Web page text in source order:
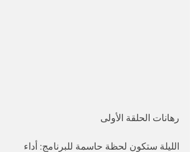
رهانات الحلقة الأولى
الليلة ستكون لحظة حاسمة للبرنامج: أداء